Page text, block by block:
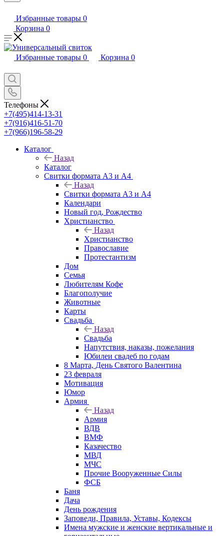
Избранные товары 0
Корзина 0
Избранные товары 0 Корзина 0
Телефоны
+7(495)414-13-31
+7(916)416-51-70
+7(966)196-58-29
Каталог
Назад
Каталог
Свитки формата А3 и А4
Назад
Свитки формата А3 и А4
Календари
Новый год, Рождество
Христианство
Назад
Христианство
Православие
Протестантизм
Дом
Семья
Любителям Кофе
Благополучие
Животные
Карты
Свадьба
Назад
Свадьба
Напутствия, наказы, пожелания
Юбилеи свадеб по годам
8 Марта, День Святого Валентина
23 февраля
Мотивация
Юмор
Армия
Назад
Армия
ВДВ
ВМФ
Казачество
МВД
МЧС
Прочие Вооруженные Силы
ФСБ
Баня
Дача
День рождения
Заповеди, Правила, Уставы, Кодексы
Имена мужские и женские вертикальные и